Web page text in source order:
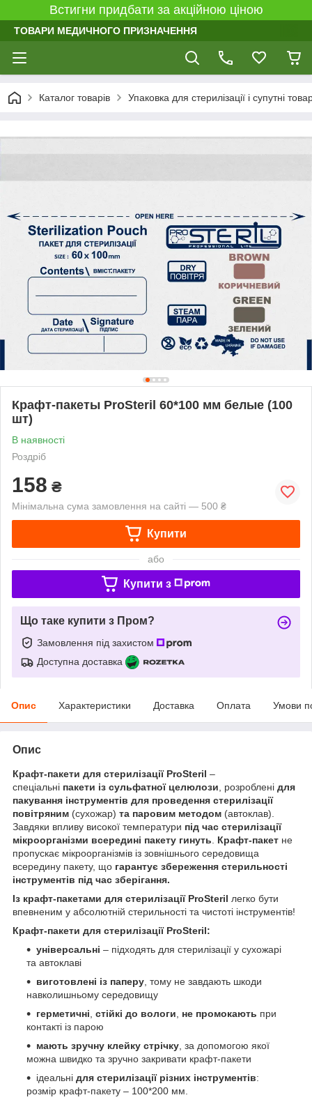
Встигни придбати за акційною ціною
ТОВАРИ МЕДИЧНОГО ПРИЗНАЧЕННЯ
Каталог товарів Упаковка для стерилізації і супутні
Крафт-пакеты ProSteril 60*100 мм белые (100
шт)
В наявності
Роздріб
158 ₴
Мінімальна сума замовлення на сайті — 500 ₴
Купити
або
Купити з
Що таке купити з Пром?
Замовлення під захистом
Доступна доставка
Опис Характеристики Доставка Оплата Умови
Опис
Крафт-пакети для стерилізації ProSteril –
спеціальні пакети із сульфатної целюлози , розроблені для
пакування інструментів для проведення стерилізації
повітряним (сухожар) та паровим методом (автоклав).
Завдяки впливу високої температури під час стерилізації
мікроорганізми всередині пакету гинуть
Крафт-пакет не
пропускає мікроорганізмів із зовнішнього середовища
всередину пакету, що гарантує збереження стерильності
інструментів під час зберігання.
Із крафт-пакетами для стерилізації ProSteril легко бути
впевненим у абсолютній стерильності та чистоті інструментів!
Крафт-пакети для стерилізації ProSteril:
універсальні – підходять для стерилізації у сухожарі
та автоклаві
виготовлені із паперу , тому не завдають шкоди
навколишньому середовищу
герметичні стійкі до вологи не промокають при
контакті із парою
мають зручну клейку стрічку , за допомогою якої
можна швидко та зручно закривати крафт-пакети
ідеальні для стерилізації різних інструментів:
розмір крафт-пакету – 100*200 мм.